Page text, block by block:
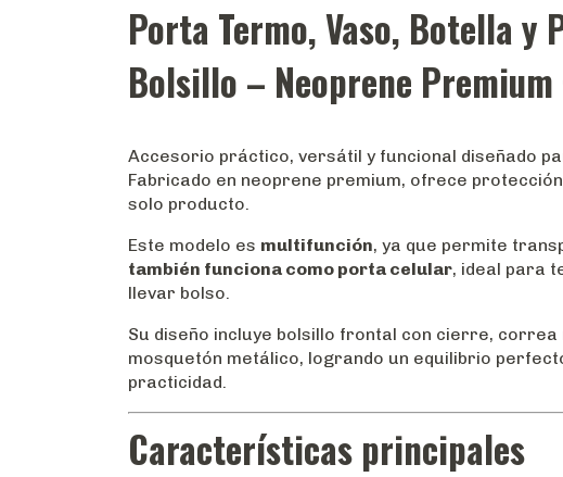
Porta Termo, Vaso, Botella y
Bolsillo – Neoprene
Accesorio práctico, versátil y funcional diseñado
Fabricado en neoprene premium, ofrece
solo producto.
Este modelo es multifunción, ya que permite
también funciona como porta celular, ideal para
llevar bolso.
Su diseño incluye bolsillo frontal con cierre, correa
mosquetón metálico, logrando un equilibrio
practicidad.
Características principales